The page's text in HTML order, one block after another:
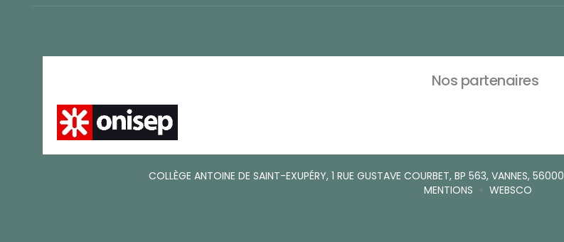
Nos partenaires
COLLÈGE ANTOINE DE SAINT-EXUPÉRY, 1 RUE GUSTAVE COURBET, BP 563, VANNES, 56000
MENTIONS • WEBSCO